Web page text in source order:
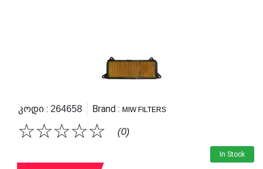
Კოდი : 264658 Brand : MIW FILTERS
☆
☆
☆
☆
☆ (0)
In Stock